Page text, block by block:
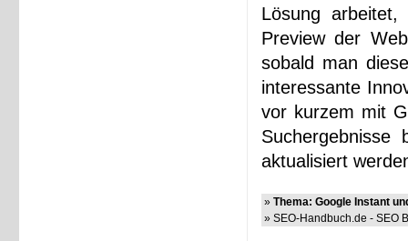
Lösung
Preview der
sobald man
interessante
vor kurzem mit
aktualisiert
» Thema: Google Instant
» SEO-Handbuch.de - SEO